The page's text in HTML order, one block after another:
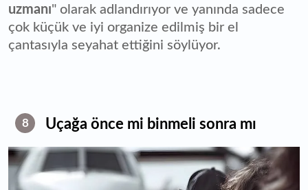
uzmanı" olarak adlandırıyor ve yanında sadece
çok küçük ve iyi organize edilmiş bir el
çantasıyla seyahat ettiğini söylüyor.
8 Uçağa önce mi binmeli sonra mı